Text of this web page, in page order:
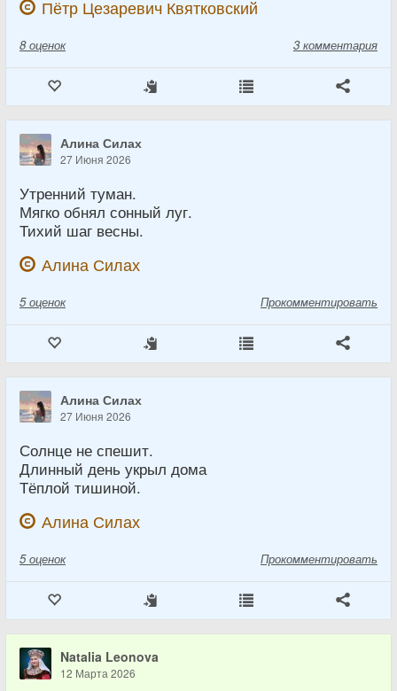
Пётр Цезаревич Квятковский
8 оценок 3 комментария
Алина Силах
27 Июня 2026
Утренний туман.
Мягко обнял сонный луг.
Тихий шаг весны.
Алина Силах
5 оценок Прокомментировать
Алина Силах
27 Июня 2026
Солнце не спешит.
Длинный день укрыл дома
Тёплой тишиной.
Алина Силах
5 оценок Прокомментировать
Natalia Leonova
12 Марта 2026